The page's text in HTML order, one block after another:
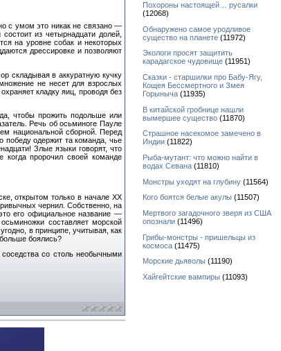
с умом это никак не связано —
из четырнадцати долей,
на уровне собак и некоторых
дрессировке и позволяют
складывая в аккуратную кучку
не несет для взрослых
кладку яиц, проводя без
чтобы прожить подольше или
Речь об осьминоге Пауле
национальной сборной. Перед
победу одержит та команда, чье
Злые языки говорят, что
когда пророчил своей команде
открытом только в начале XX
чернил. Собственно, на
его официальное название —
составляет морской
в принципе, учитывая, как
боялись?
со столь необычными
Похороны настоящей… русалки
(12068)
Обнаружено самое уродливое
существо на планете (11972)
Экологи просят защитить
карадагское чудовище (11951)
Сказки - старшилки про Бабу-Ягу,
Кощея Бессмертного и Змея
Горыныча (11935)
В китайской гробнице нашли
вымершее существо (11870)
Страшное насекомое замечено в
Индии (11822)
Рыба-мутант: что можно найти в
водах Севана (11810)
Монстры уходят на глубину (11564)
Кого боятся белые акулы (11507)
Мертвого загадочного зверя из США
опознали (11496)
Грибы-монстры - пришельцы из
космоса (11475)
Морские дьяволы (11190)
Хайгейтские вампиры (11093)